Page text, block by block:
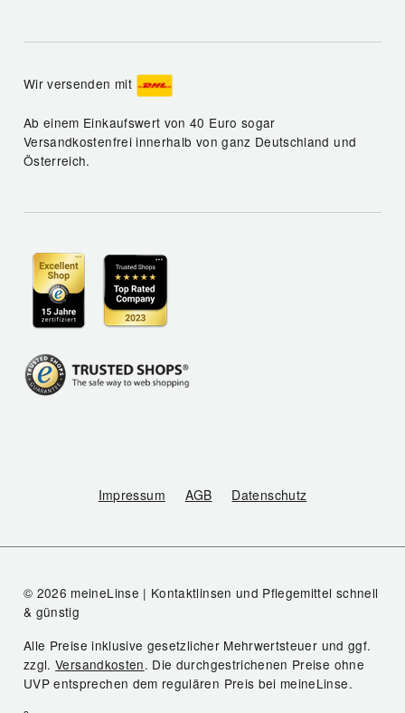
Wir versenden mit
Ab einem Einkaufswert von 40 Euro sogar
Versandkostenfrei innerhalb von ganz Deutschland und
Österreich.
Impressum AGB Datenschutz
© 2026 meineLinse | Kontaktlinsen und Pflegemittel schnell
& günstig
Alle Preise inklusive gesetzlicher Mehrwertsteuer und ggf.
zzgl.Versandkosten. Die durchgestrichenen Preise ohne
UVP entsprechen dem regulären Preis bei meineLinse.